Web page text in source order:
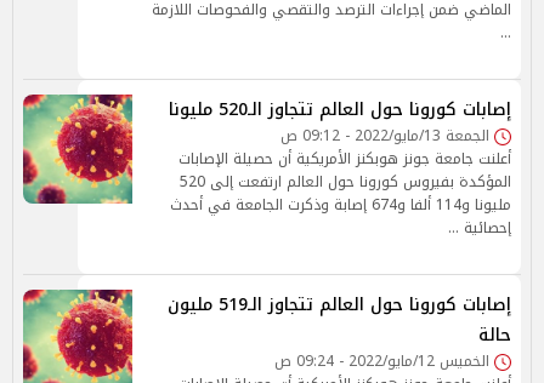
الماضي ضمن إجراءات الترصد والتقصي والفحوصات اللازمة
…
إصابات كورونا حول العالم تتجاوز الـ520 مليونا
الجمعة 13/مايو/2022 - 09:12 ص
أعلنت جامعة جونز هوبكنز الأمريكية أن حصيلة الإصابات
المؤكدة بفيروس كورونا حول العالم ارتفعت إلى 520
مليونا و114 ألفا و674 إصابة وذكرت الجامعة في أحدث
إحصائية …
إصابات كورونا حول العالم تتجاوز الـ519 مليون
حالة
الخميس 12/مايو/2022 - 09:24 ص